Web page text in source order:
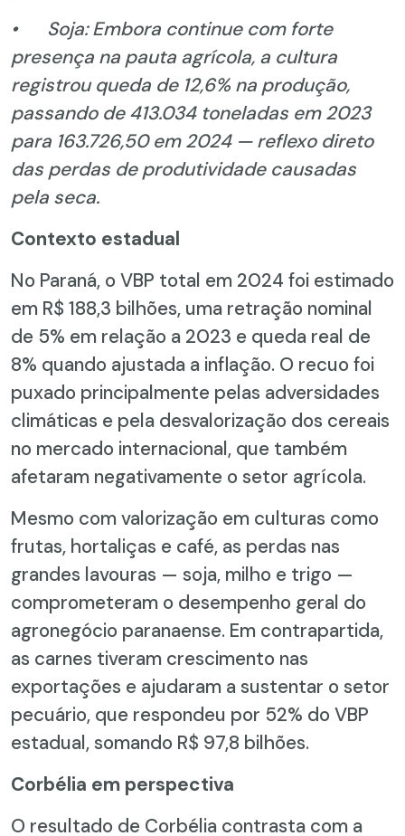
•
Soja: Embora continue com forte
presença na pauta agrícola, a cultura
registrou queda de 12,6% na produção,
passando de 413.034 toneladas em 2023
para 163.726,50 em 2024 — reflexo direto
das perdas de produtividade causadas
pela seca.
Contexto estadual
No Paraná, o VBP total em 2024 foi estimado
em R$ 188,3 bilhões, uma retração nominal
de 5% em relação a 2023 e queda real de
8% quando ajustada a inflação. O recuo foi
puxado principalmente pelas adversidades
climáticas e pela desvalorização dos cereais
no mercado internacional, que também
afetaram negativamente o setor agrícola.
Mesmo com valorização em culturas como
frutas, hortaliças e café, as perdas nas
grandes lavouras — soja, milho e trigo —
comprometeram o desempenho geral do
agronegócio paranaense. Em contrapartida,
as carnes tiveram crescimento nas
exportações e ajudaram a sustentar o setor
pecuário, que respondeu por 52% do VBP
estadual, somando R$ 97,8 bilhões.
Corbélia em perspectiva
O resultado de Corbélia contrasta com a